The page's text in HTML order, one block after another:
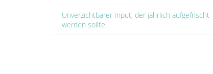
Unverzichtbarer Input, der jährlich aufgefrischt
werden sollte